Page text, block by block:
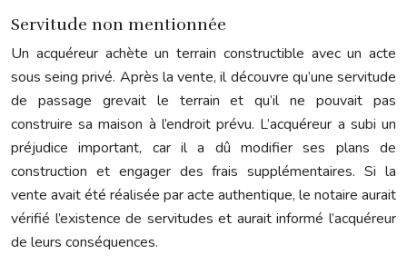
Servitude non mentionnée
Un acquéreur achète un terrain constructible avec un acte
sous seing privé. Après la vente, il découvre qu’une servitude
de passage grevait le terrain et qu’il ne pouvait pas
construire sa maison à l’endroit prévu. L’acquéreur a subi un
préjudice important, car il a dû modifier ses plans de
construction et engager des frais supplémentaires. Si la
vente avait été réalisée par acte authentique, le notaire aurait
vérifié l’existence de servitudes et aurait informé l’acquéreur
de leurs conséquences.